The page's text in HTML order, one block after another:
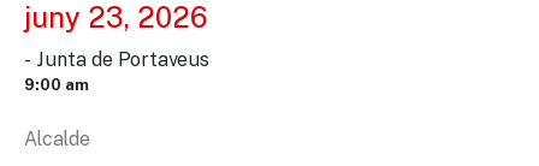
juny 23, 2026
- Junta de Portaveus
9:00 am
Alcalde